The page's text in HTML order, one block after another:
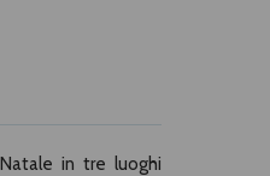
in tre luoghi